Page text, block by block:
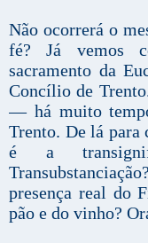
Não ocorrerá o
fé? Já vemos
sacramento da
Concílio de
— há muito
Trento. De lá
é a
presença real do
pão e do vinho?